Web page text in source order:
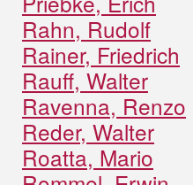
Rahn, Rudolf
Rainer, Friedrich
Rauff, Walter
Ravenna, Renzo
Reder, Walter
Roatta, Mario